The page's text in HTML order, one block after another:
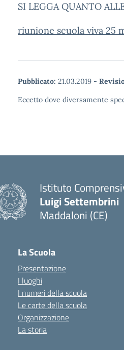
SI LEGGA QUANTO
riunione scuola viva 25
Pubblicato: 21.03.2019 -
Eccetto dove diversamente
Istituto
Luigi Settembrini
Maddaloni (CE)
La Scuola
Presentazione
I luoghi
I numeri della scuola
Le carte della scuola
Organizzazione
La storia